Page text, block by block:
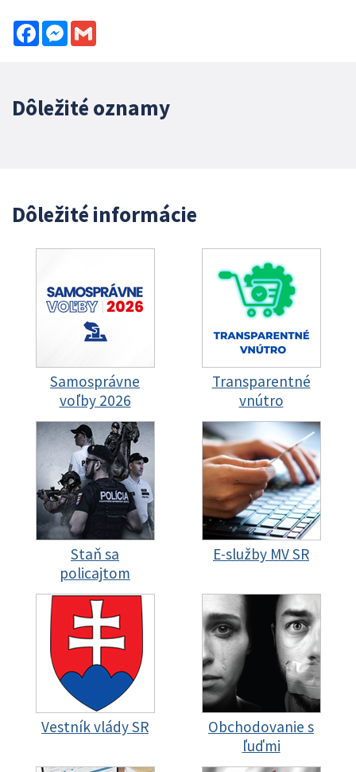
FacebookMessenger
Dôležité oznamy
Dôležité informácie
Samosprávne
voľby 2026
Transparentné
vnútro
Staň sa
policajtom
E-služby MV SR
Vestník vlády SR
Obchodovanie s
ľuďmi